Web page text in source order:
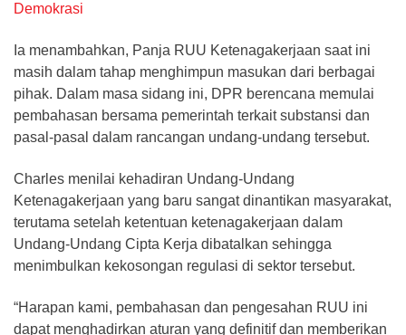
Demokrasi
Ia menambahkan, Panja RUU Ketenagakerjaan saat ini
masih dalam tahap menghimpun masukan dari berbagai
pihak. Dalam masa sidang ini, DPR berencana memulai
pembahasan bersama pemerintah terkait substansi dan
pasal-pasal dalam rancangan undang-undang tersebut.
Charles menilai kehadiran Undang-Undang
Ketenagakerjaan yang baru sangat dinantikan masyarakat,
terutama setelah ketentuan ketenagakerjaan dalam
Undang-Undang Cipta Kerja dibatalkan sehingga
menimbulkan kekosongan regulasi di sektor tersebut.
“Harapan kami, pembahasan dan pengesahan RUU ini
dapat menghadirkan aturan yang definitif dan memberikan